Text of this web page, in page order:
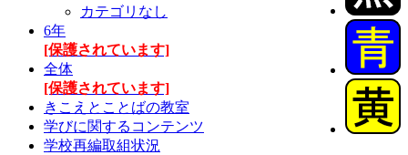
カテゴリなし
6年
[保護されています]
全体
[保護されています]
きこえとことばの教室
学びに関するコンテンツ
学校再編取組状況